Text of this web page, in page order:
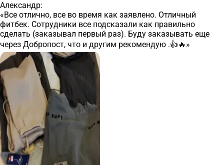
Александр:
«Все отлично, все во время как заявлено. Отличный
фитбек. Сотрудники все подсказали как правильно
сделать (заказывал первый раз). Буду заказывать еще
через Добропост, что и другим рекомендую .👍🔥»